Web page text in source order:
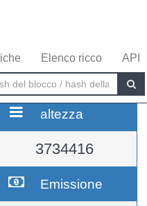
Elenco ricco API
altezza
3734416
Emissione